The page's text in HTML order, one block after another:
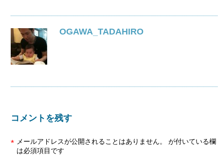
OGAWA_TADAHIRO
コメントを残す
メールアドレスが公開されることはありません。
*
が付いている欄
は必須項目です